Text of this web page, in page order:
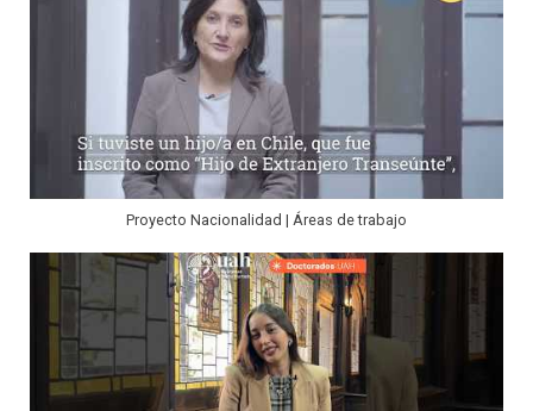
Proyecto Nacionalidad | Áreas de trabajo